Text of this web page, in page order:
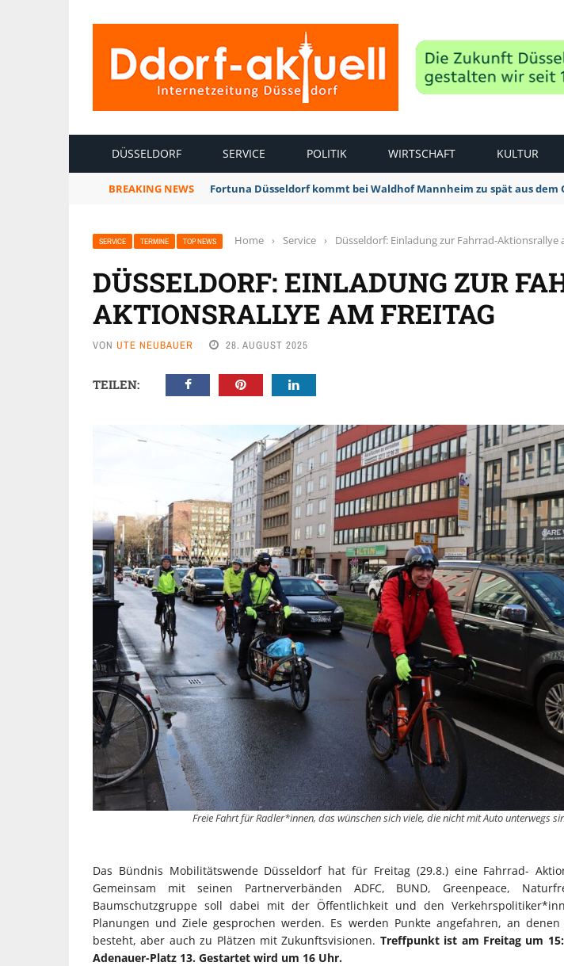
DÜSSELDORF SERVICE POLITIK WIRTSCHAFT KULTUR
BREAKING NEWS Fortuna Düsseldorf kommt bei Waldhof Mannheim zu spät aus dem
SERVICE TERMINE TOP NEWS Home › Service › Düsseldorf: Einladung zur Fahrrad-Aktionsrallye
DÜSSELDORF: EINLADUNG ZUR
AKTIONSRALLYE AM FREITAG
VON UTE NEUBAUER 28. AUGUST 2025
TEILEN:
Freie Fahrt für Radler*innen, das wünschen sich viele, die nicht mit Auto unterwegs
Das Bündnis Mobilitätswende Düsseldorf hat für Freitag (29.8.) eine Fahrrad-
Gemeinsam mit seinen Partnerverbänden ADFC, BUND, Greenpeace,
Baumschutzgruppe soll dabei mit der Öffentlichkeit und den
Planungen und Ziele gesprochen werden. Es werden Punkte angefahren, an denen
besteht, aber auch zu Plätzen mit Zukunftsvisionen. Treffpunkt ist am Freitag um
Adenauer-Platz 13. Gestartet wird um 16 Uhr.